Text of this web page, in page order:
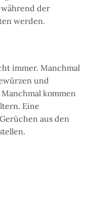
der
werden.
immer. Manchmal
und
kommen
Eine
aus den